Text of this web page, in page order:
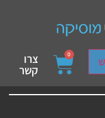
device users,
0 צרו
קשר